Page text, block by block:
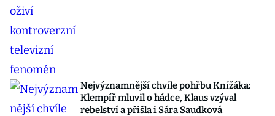
Nejvýznamnější chvíle pohřbu Knížáka:
Klempíř mluvil o hádce, Klaus vzýval
rebelství a přišla i Sára Saudková